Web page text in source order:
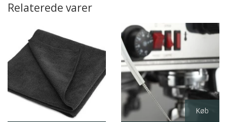
Relaterede varer
Køb